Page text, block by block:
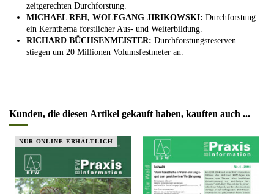
zeitgerechten Durchforstung.
MICHAEL REH, WOLFGANG JIRIKOWSKI: Durchforstung:
ein Kernthema forstlicher Aus- und Weiterbildung.
RICHARD BÜCHSENMEISTER: Durchforstungsreserven
stiegen um 20 Millionen Volumsfestmeter an.
Kunden, die diesen Artikel gekauft haben, kauften auch ...
NUR ONLINE ERHÄLTLICH